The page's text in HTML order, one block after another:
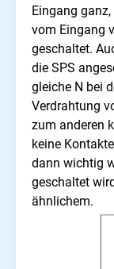
Eingang
vom Eingang
geschaltet.
die SPS
gleiche N bei
Verdrahtung
zum anderen
keine
dann wichtig
geschaltet
ähnlichem.